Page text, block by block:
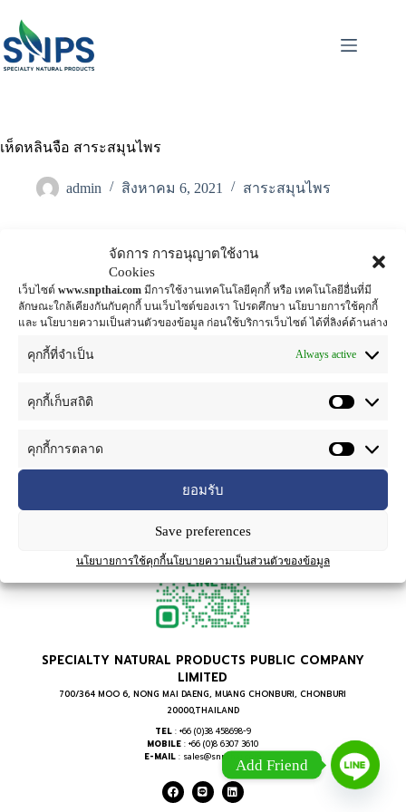
จัดการ การอนุญาตใช้งาน
Cookies
เว็บไซต์ www.snpthai.com มีการใช้งานเทคโนโลยีคุกกี้ หรือ เทคโนโลยีอื่นที่มี
ลักษณะใกล้เคียงกันกับคุกกี้ บนเว็บไซต์ของเรา โปรดศึกษา นโยบายการใช้คุกกี้
และ นโยบายความเป็นส่วนตัวของข้อมูล ก่อนใช้บริการเว็บไซต์ ได้ที่ลิงค์ด้านล่าง
คุกกี้ที่จำเป็น Always active
คุกกี้เก็บสถิติ
คุกกี้การตลาด
ยอมรับ
Save preferences
นโยบายการใช้คุกกี้นโยบายความเป็นส่วนตัวของข้อมูล
เห็ดหลินจือ สาระสมุนไพร
admin สิงหาคม 6, 2021 สาระสมุนไพร
เห็ดหลินจือ ยอดสมุนไพรเพิ่มภูมิคุ้มกัน
เห็ดหลินจือประกอบด้วยสารในกลุ่มโพลีแซคาไรด์ (β-D-
Glucans), ไทรเทอพีน (Triterpenes), โปรตีโอไกลแคน
(GLIS) และโปรตีน (Ling Zhi-8) ที่มีสรรพคุณในการก
ระตุ้นการทำงานของเซลล์เม็ดเลือดขาวชนิดต่างๆ ช่วย
กระตุ้นภูมิต้านทาน แก้ปัญหาภูมิแพ้ และยังบำรุงสร้าง
ภูมิคุ้มกันที่บกพร่องให้แก่ร่างกายได้อีกด้วย
SPECIALTY NATURAL PRODUCTS PUBLIC COMPANY
LIMITED
700/364 MOO 6, NONG MAI DAENG, MUANG CHONBURI, CHONBURI
20000,THAILAND
TEL : +66 (0)38 458698-9
MOBILE : +66 (0)8 6307 3610
E-MAIL : sales@snpthai.comAdd Friend